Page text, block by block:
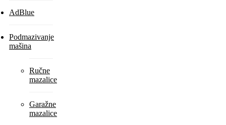
AdBlue
Podmazivanje
mašina
Ručne
mazalice
Garažne
mazalice